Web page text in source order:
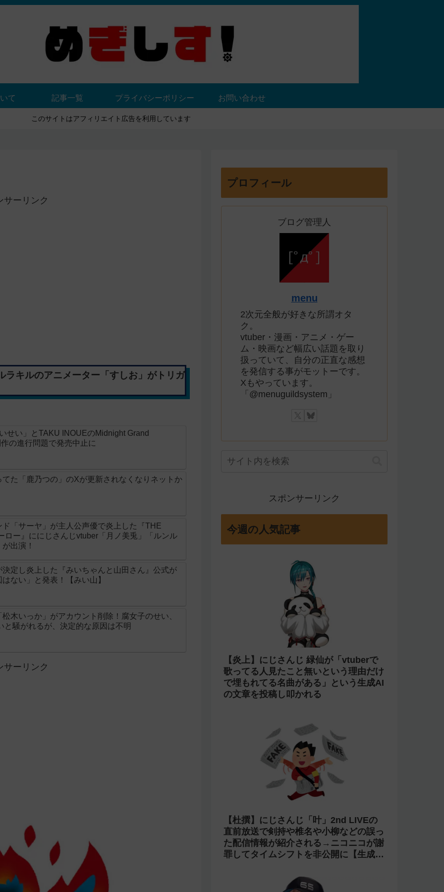
て 記事一覧 プライバシーポリシー お問い合わせ
このサイトはアフィリエイト広告を利用しています
サーリンク
ラキルのアニメーター「すしお」がトリガ
せい」とTAKU INOUEのMidnight Grand
の進行問題で発売中止に
た「鹿乃つの」のXが更新されなくなりネットか
「サーヤ」が主人公声優で炎上した『THE
ロー』ににじさんじvtuber「月ノ美兎」「ルンル
出演！
定し炎上した『みいちゃんと山田さん』公式が
ない」と発表！【みい山】
木いっか」がアカウント削除！腐女子のせい、
と騒がれるが、決定的な原因は不明
サーリンク
プロフィール
ブログ管理人
menu
2次元全般が好きな所謂オタ
ク。
vtuber・漫画・アニメ・ゲー
ム・映画など幅広い話題を取り
扱っていて、自分の正直な感想
を発信する事がモットーです。
Xもやっています。
「@menuguildsystem」
スポンサーリンク
今週の人気記事